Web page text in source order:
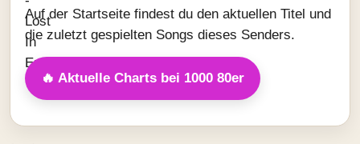
Auf der Startseite findest du den aktuellen Titel und
die zuletzt gespielten Songs dieses Senders.
🔥 Aktuelle Charts bei 1000 80er